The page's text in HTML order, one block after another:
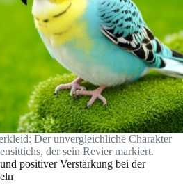
Der unvergleichliche Charakter
der sein Revier markiert.
positiver Verstärkung bei der